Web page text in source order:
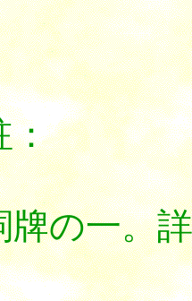
の一。